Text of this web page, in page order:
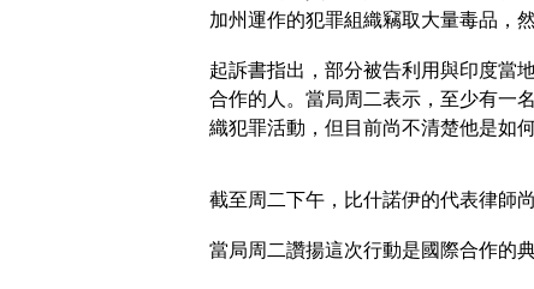
加州運作的犯罪組織竊取大量毒品，
起訴書指出，部分被告利用與印度當
合作的人。當局周二表示，至少有一
織犯罪活動，但目前尚不清楚他是如
截至周二下午，比什諾伊的代表律師尚
當局周二讚揚這次行動是國際合作的典